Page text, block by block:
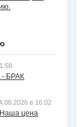
БРАК
в 16:02
Наша цена